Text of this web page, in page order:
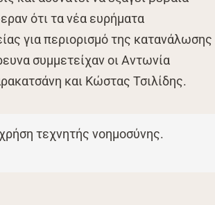
ότι τα νέα ευρήματα
για περιορισμό της κατανάλωσης
συμμετείχαν οι Αντωνία
και Κώστας Τσιλίδης.
τεχνητής νοημοσύνης.